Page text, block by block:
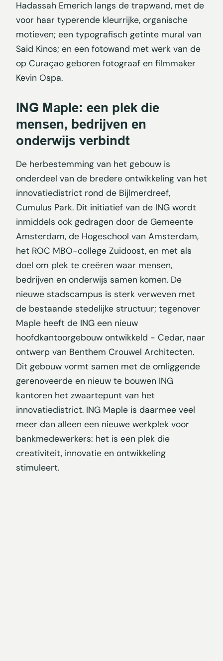
Hadassah Emerich langs de trapwand, met de
voor haar typerende kleurrijke, organische
motieven; een typografisch getinte mural van
Said Kinos; en een fotowand met werk van de
op Curaçao geboren fotograaf en filmmaker
Kevin Ospa.
ING Maple: een plek die
mensen, bedrijven en
onderwijs verbindt
De herbestemming van het gebouw is
onderdeel van de bredere ontwikkeling van het
innovatiedistrict rond de Bijlmerdreef,
Cumulus Park. Dit initiatief van de ING wordt
inmiddels ook gedragen door de Gemeente
Amsterdam, de Hogeschool van Amsterdam,
het ROC MBO-college Zuidoost, en met als
doel om plek te creëren waar mensen,
bedrijven en onderwijs samen komen. De
nieuwe stadscampus is sterk verweven met
de bestaande stedelijke structuur; tegenover
Maple heeft de ING een nieuw
hoofdkantoorgebouw ontwikkeld - Cedar, naar
ontwerp van Benthem Crouwel Architecten.
Dit gebouw vormt samen met de omliggende
gerenoveerde en nieuw te bouwen ING
kantoren het zwaartepunt van het
innovatiedistrict. ING Maple is daarmee veel
meer dan alleen een nieuwe werkplek voor
bankmedewerkers: het is een plek die
creativiteit, innovatie en ontwikkeling
stimuleert.